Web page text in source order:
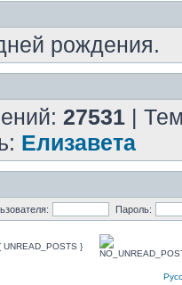
рождения.
27531 |
Елизавета
Пароль:
UNREAD_POSTS }